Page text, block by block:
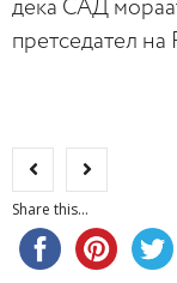
дека САД
претседател на
Share this...